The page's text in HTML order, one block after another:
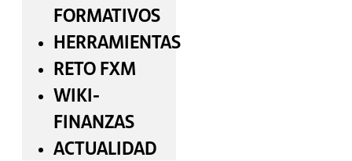
FORMATIVOS
HERRAMIENTAS
RETO FXM
WIKI-
FINANZAS
ACTUALIDAD